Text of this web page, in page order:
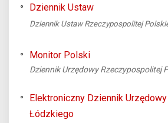
Dziennik Ustaw
Dziennik Ustaw Rzeczypospolitej
Monitor Polski
Dziennik Urzędowy Rzeczypospolitej
Elektroniczny Dziennik
Łódzkiego